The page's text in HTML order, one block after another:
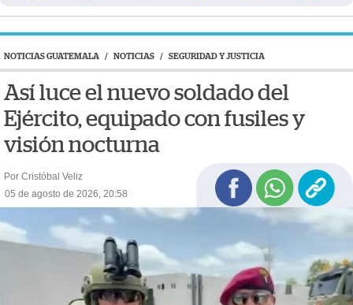
NOTICIAS GUATEMALA / NOTICIAS / SEGURIDAD Y JUSTICIA
Así luce el nuevo soldado del
Ejército, equipado con fusiles y
visión nocturna
Por Cristóbal Veliz
05 de agosto de 2026, 20:58